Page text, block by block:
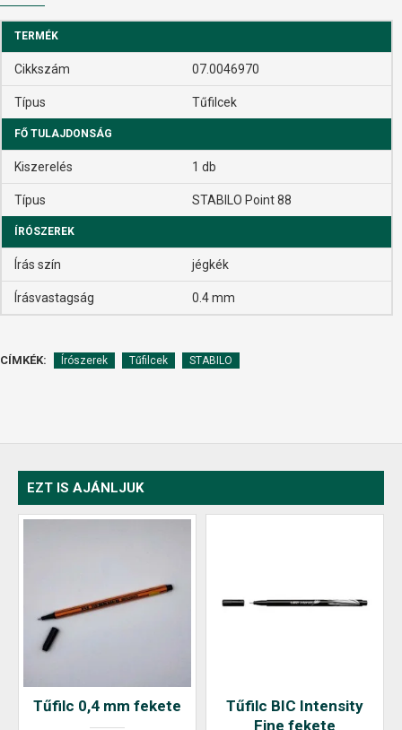
TERMÉK
Cikkszám 07.0046970
Típus Tűfilcek
FŐ TULAJDONSÁG
Kiszerelés 1 db
Típus STABILO Point 88
ÍRÓSZEREK
Írás szín jégkék
Írásvastagság 0.4 mm
CÍMKÉK: Írószerek Tűfilcek STABILO
EZT IS AJÁNLJUK
Tűfilc 0,4 mm fekete
Tűfilc BIC Intensity
Fine fekete